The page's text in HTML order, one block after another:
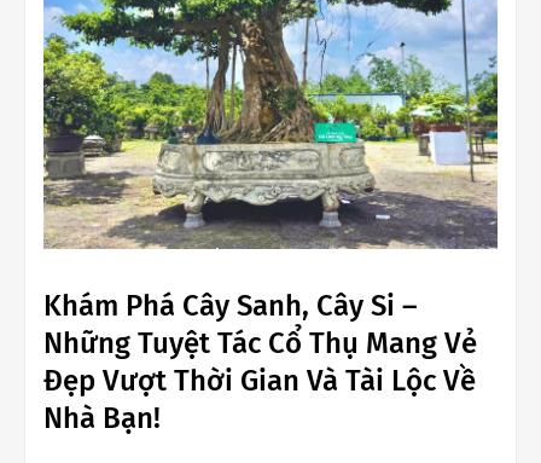
Khám Phá Cây Sanh, Cây Si –
Những Tuyệt Tác Cổ Thụ Mang Vẻ
Đẹp Vượt Thời Gian Và Tài Lộc Về
Nhà Bạn!